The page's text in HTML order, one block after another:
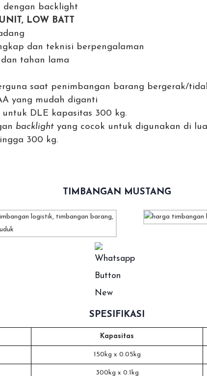
dengan backlight
LOW BATT
dan teknisi berpengalaman
tahan lama
saat penimbangan barang bergerak/
yang mudah diganti
untuk DLE kapasitas 300 kg.
backlight yang cocok untuk digunakan di
300 kg.
TIMBANGAN MUSTANG
SPESIFIKASI
Kapasitas
150kg x 0.05kg
300kg x 0.1kg